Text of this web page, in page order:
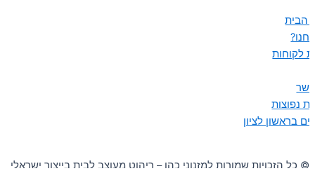
הבית
לקוחות
נפוצות
בראשון לציון
© כל הזכויות שמורות למזנוני כהן – ריהוט מעוצב לבית בייצור ישראלי